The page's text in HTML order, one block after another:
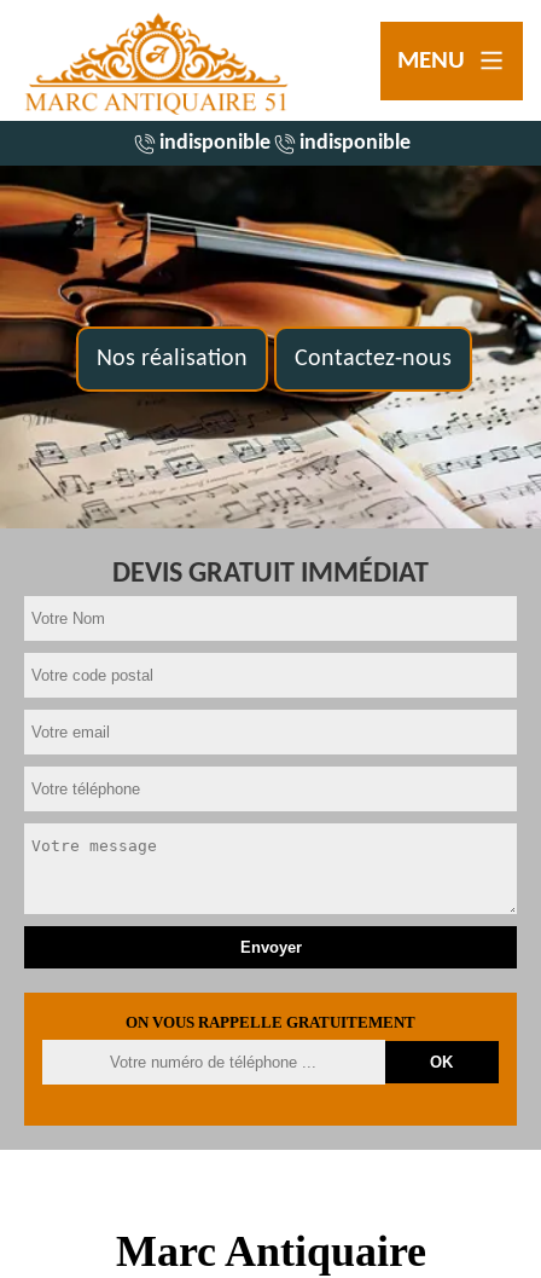
MENU
indisponible indisponible
Nos réalisation Contactez-nous
DEVIS GRATUIT IMMÉDIAT
ON VOUS RAPPELLE GRATUITEMENT
Marc Antiquaire